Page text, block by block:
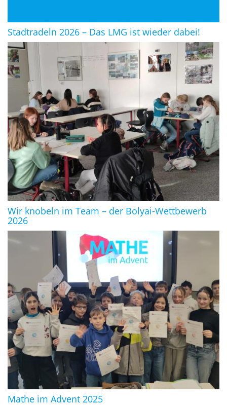
Stadtradeln 2026 – Das LMG ist wieder dabei!
Wir knobeln im Team – der Bolyai-Wettbewerb
2026
Mathe im Advent 2025